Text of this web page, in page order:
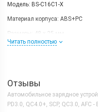
Модель: BS-C16C1-X
Материал корпуса: ABS+PC
Размеры: 48 х 25 мм.
Входное напряжение: DC 12-24V
20V=1.5A Max.
Общее выходное напряжение по
Читать полностью
Отзывы
Автомобильное зарядное
PD3.0, QC4.0+, SCP, QC3.0, AFC -